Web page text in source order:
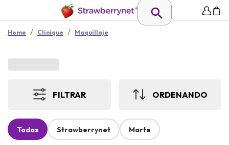
Home / Clinique / Maquillaje
FILTRAR ORDENANDO
Todas Strawberrynet Marte